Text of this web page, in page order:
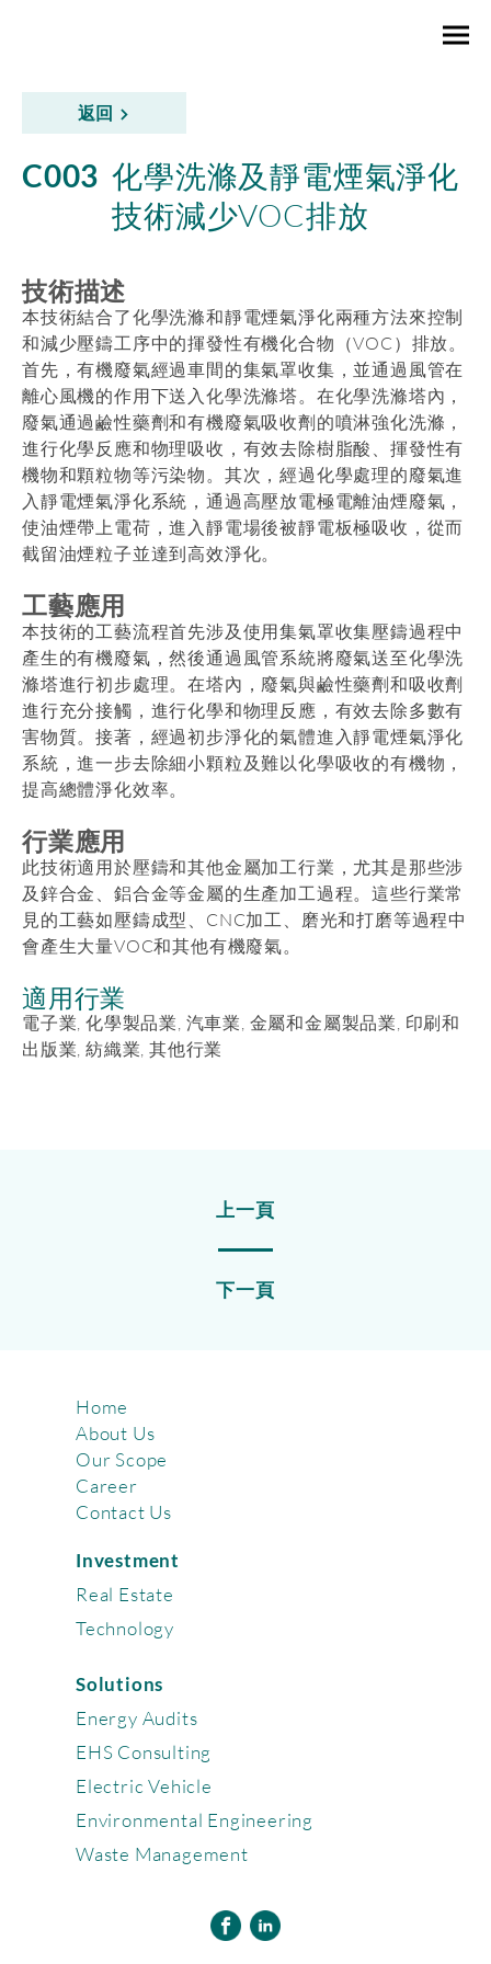
返回
C003 化學洗滌及靜電煙氣淨化
技術減少VOC排放
技術描述
本技術結合了化學洗滌和靜電煙氣淨化兩種方法來控制
和減少壓鑄工序中的揮發性有機化合物（VOC）排放。
首先，有機廢氣經過車間的集氣罩收集，並通過風管在
離心風機的作用下送入化學洗滌塔。在化學洗滌塔內，
廢氣通過鹼性藥劑和有機廢氣吸收劑的噴淋強化洗滌，
進行化學反應和物理吸收，有效去除樹脂酸、揮發性有
機物和顆粒物等污染物。其次，經過化學處理的廢氣進
入靜電煙氣淨化系統，通過高壓放電極電離油煙廢氣，
使油煙帶上電荷，進入靜電場後被靜電板極吸收，從而
截留油煙粒子並達到高效淨化。
工藝應用
本技術的工藝流程首先涉及使用集氣罩收集壓鑄過程中
產生的有機廢氣，然後通過風管系統將廢氣送至化學洗
滌塔進行初步處理。在塔內，廢氣與鹼性藥劑和吸收劑
進行充分接觸，進行化學和物理反應，有效去除多數有
害物質。接著，經過初步淨化的氣體進入靜電煙氣淨化
系統，進一步去除細小顆粒及難以化學吸收的有機物，
提高總體淨化效率。
行業應用
此技術適用於壓鑄和其他金屬加工行業，尤其是那些涉
及鋅合金、鋁合金等金屬的生產加工過程。這些行業常
見的工藝如壓鑄成型、CNC加工、磨光和打磨等過程中
會產生大量VOC和其他有機廢氣。
適用行業
電子業, 化學製品業, 汽車業, 金屬和金屬製品業, 印刷和
出版業, 紡織業, 其他行業
上一頁
下一頁
Investment
Real Estate
Technology
Solutions
Energy Audits
EHS Consulting
Electric Vehicle
Environmental Engineering
Waste Management
Home
About Us
Our Scope
Career
Contact Us